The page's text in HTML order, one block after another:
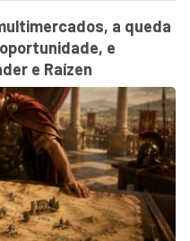
a queda
e
e Raízen